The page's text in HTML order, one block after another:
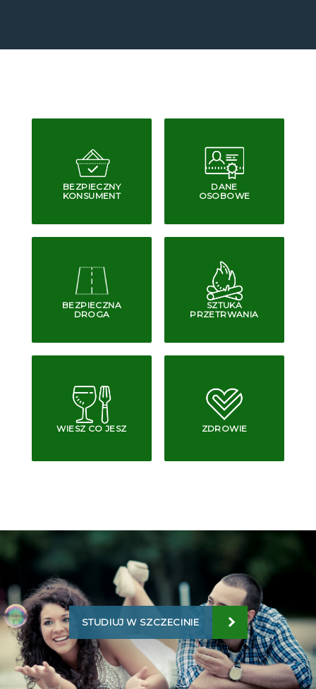
BEZPIECZNY
KONSUMENT
DANE
OSOBOWE
BEZPIECZNA
DROGA
SZTUKA
PRZETRWANIA
WIESZ CO JESZ ZDROWIE
STUDIUJ W SZCZECINIE